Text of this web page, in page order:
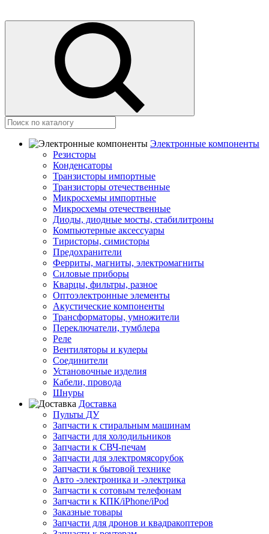
Электронные компоненты
Резисторы
Конденсаторы
Транзисторы импортные
Транзисторы отечественные
Микросхемы импортные
Микросхемы отечественные
Диоды, диодные мосты, стабилитроны
Компьютерные аксессуары
Тиристоры, симисторы
Предохранители
Ферриты, магниты, электромагниты
Силовые приборы
Кварцы, фильтры, разное
Оптоэлектронные элементы
Акустические компоненты
Трансформаторы, умножители
Переключатели, тумблера
Реле
Вентиляторы и кулеры
Соединители
Установочные изделия
Кабели, провода
Шнуры
Доставка
Пульты ДУ
Запчасти к стиральным машинам
Запчасти для холодильников
Запчасти к СВЧ-печам
Запчасти для электромясорубок
Запчасти к бытовой технике
Авто -электроника и -электрика
Запчасти к сотовым телефонам
Запчасти к КПК/iPhone/iPod
Заказные товары
Запчасти для дронов и квадракоптеров